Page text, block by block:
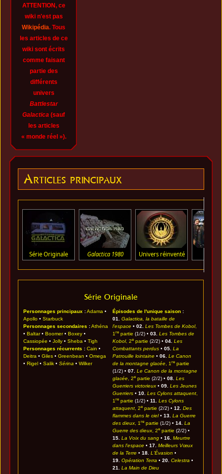
ATTENTION, ce
wiki n'est pas
Wikipédia. Tous
les articles de ce
wiki sont écrits
comme faisant
partie des
différents
univers
Battlestar
Galactica (sauf
les articles
« monde réel »).
Articles principaux
Série Originale Galactica 1980 Univers réinventé
Série Originale
Personnages principaux : Adama •
Apollo •Starbuck
Personnages secondaires : Athéna
•Baltar•Boomer•Boxey •
Cassiopée •Jolly •Sheba •Tigh
Personnages récurrents : Cain •
Deitra •Giles •Greenbean •Omega
•Rigel •Salik •Sérina •Wilker
Épisodes de l'unique saison :
01.
Galactica, la bataille de
l'espace •02. Les Tombes de Kobol,
1re partie (1/2) •03. Les Tombes de
Kobol, 2e partie (2/2) •04. Les
Combattants perdus •05. La
Patrouille lointaine •06. Le Canon
de la montagne glacée , 1re partie
(1/2) •07. Le Canon de la montagne
glacée , 2e partie (2/2) •08. Les
Guerriers victorieux •09. Les Jeunes
Guerriers •10. Les Cylons attaquent
1re partie (1/2) •11.
Les Cylons
attaquent , 2e partie (2/2) •12.
Des
flammes dans le ciel•13. La Guerre
des dieux , 1re partie (1/2) •14. La
Guerre des dieux , 2e partie (2/2) •
15. La Voix du sang •16. Meurtre
dans l'espace •17. Meilleurs Vœux
de la Terre •18. L'Évasion •
19. Opération Terra •20. Celestra •
21.
La Main de Dieu